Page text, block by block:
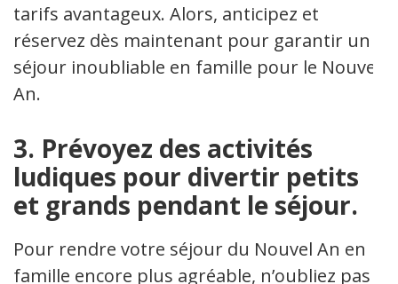
tarifs avantageux. Alors, anticipez et
réservez dès maintenant pour garantir un
séjour inoubliable en famille pour le Nouvel
An.
3. Prévoyez des activités
ludiques pour divertir petits
et grands pendant le séjour.
Pour rendre votre séjour du Nouvel An en
famille encore plus agréable, n’oubliez pas